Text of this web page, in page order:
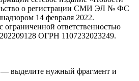
о регистрации СМИ ЭЛ № ФС
14 февраля 2022.
ограниченной ответственностью
ОГРН 1107232023249.
выделите нужный фрагмент и